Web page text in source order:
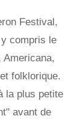
Festival,
compris le
Americana,
folklorique.
la plus petite
avant de